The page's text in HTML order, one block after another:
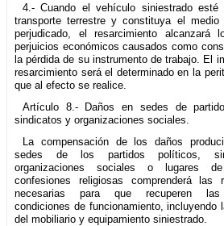
4.- Cuando el vehículo siniestrado esté
transporte terrestre y constituya el medio
perjudicado, el resarcimiento alcanzará
perjuicios económicos causados como
la pérdida de su instrumento de trabajo. El
resarcimiento será el determinado en la
que al efecto se realice.
Artículo 8.- Daños en sedes de
sindicatos y organizaciones sociales.
La compensación de los daños
sedes de los partidos políticos,
organizaciones sociales o lugares
confesiones religiosas comprenderá las
necesarias para que recuperen las
condiciones de funcionamiento, incluyendo
del mobiliario y equipamiento siniestrado.